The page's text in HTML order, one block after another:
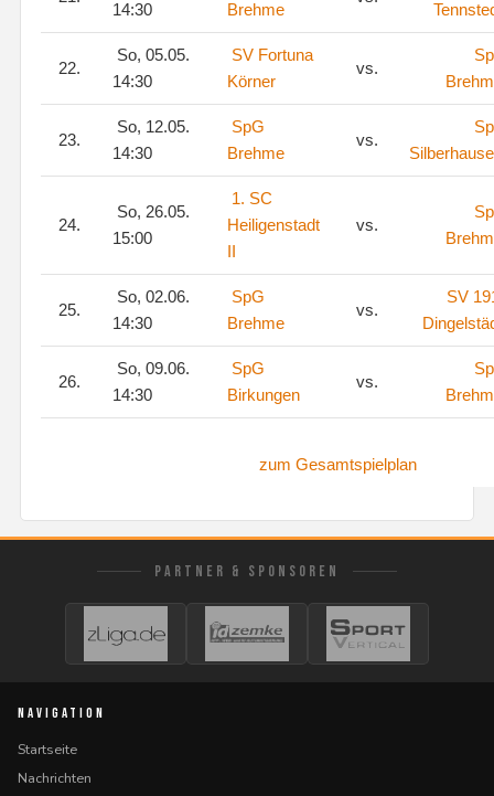
14:30 Brehme
22.
So, 05.05.
14:30
SV Fortuna
Körner
vs.
23.
So, 12.05.
14:30
SpG
Brehme
vs.
24.
So, 26.05.
15:00
1. SC
Heiligenstadt
II
vs.
25.
So, 02.06.
14:30
SpG
Brehme
vs.
SV
26.
So, 09.06.
14:30
SpG
Birkungen
vs.
zum Gesamtspielplan
PARTNER & SPONSOREN
NAVIGATION
Startseite
Nachrichten